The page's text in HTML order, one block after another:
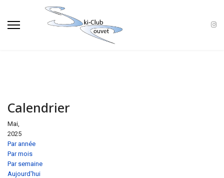
Calendrier
Mai,
2025
Par année
Par mois
Par semaine
Aujourd'hui